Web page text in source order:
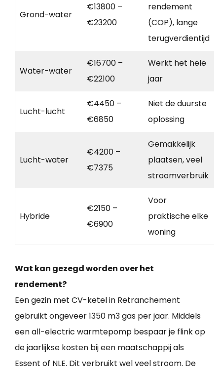
Grond-water
€13800 –
€23200
rendement
(COP), lange
terugverdientijd
Water-water
€16700 –
€22100
Werkt het hele
jaar
Lucht-lucht
€4450 –
€6850
Niet de duurste
oplossing
Lucht-water
€4200 –
€7375
Gemakkelijk
plaatsen, veel
stroomverbruik
Hybride
€2150 –
€6900
Voor
praktische elke
woning
Wat kan gezegd worden over het
rendement?
Een gezin met CV-ketel in Retranchement
gebruikt ongeveer 1350 m3 gas per jaar. Middels
een all-electric warmtepomp bespaar je flink op
de jaarlijkse kosten bij een maatschappij als
Essent of NLE. Dit verbruikt wel veel stroom. De